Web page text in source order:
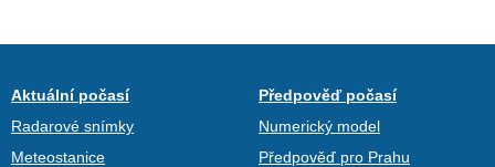
Aktuální počasí
Radarové snímky
Meteostanice
Předpověď počasí
Numerický model
Předpověď pro Prahu